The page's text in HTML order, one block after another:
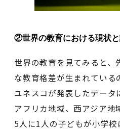
②世界の教育における現状
世界の教育を見てみると、
な教育格差が生まれている
ユネスコが発表したデータ
アフリカ地域、西アジア地
5人に1人の子どもが小学